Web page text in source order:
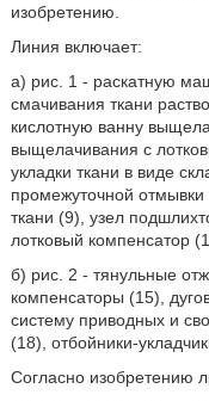
изобретению.
Линия включает:
а) рис. 1 - раскатную
смачивания ткани
кислотную ванну
выщелачивания с
укладки ткани в виде
промежуточной отмывки
ткани (9), узел
лотковый компенсатор
б) рис. 2 - тянульные
компенсаторы (15),
систему приводных и
(18), отбойники-
Согласно изобретению